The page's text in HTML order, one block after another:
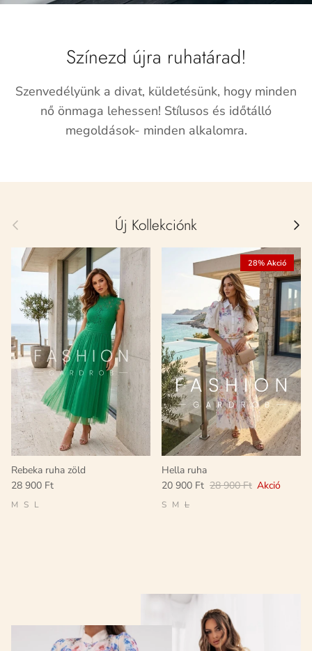
Színezd újra ruhatárad!
Szenvedélyünk a divat, küldetésünk, hogy minden
nő önmaga lehessen! Stílusos és időtálló
megoldások- minden alkalomra.
Előző Új Kollekciónk
Rebeka ruha zöld
28 900 Ft
M S L
28% Akció
Hella ruha
20 900 Ft 28 900 Ft Akció
S M L